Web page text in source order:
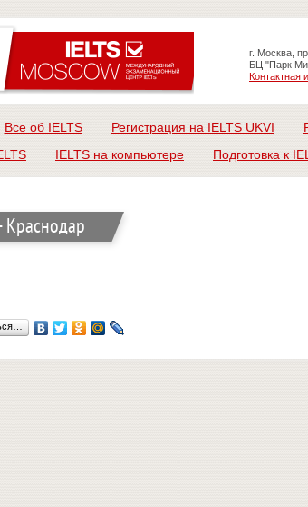
г. Москва,
БЦ "Парк
Контактная
Все об IELTS Регистрация на IELTS UKVI
IELTS на компьютере Подготовка к